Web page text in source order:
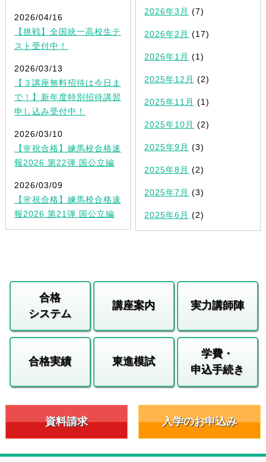
2026/04/16
【挑戦】全国統一高校生テ
スト受付中！
2026/03/13
【３講座無料招待は今日ま
で！】新年度特別招待講習
申し込み受付中！
2026/03/10
【🌸祝合格】練馬校合格速
報2026 第22弾 国公立編
2026/03/09
【🌸祝合格】練馬校合格速
報2026 第21弾 国公立編
2026年3月 (7)
2026年2月 (17)
2026年1月 (1)
2025年12月 (2)
2025年11月 (1)
2025年10月 (2)
2025年9月 (3)
2025年8月 (2)
2025年7月 (3)
2025年6月 (2)
合格
システム
講座案内 実力講師陣
合格実績 東進模試
学費・
申込手続き
資料請求 入学のお申込み